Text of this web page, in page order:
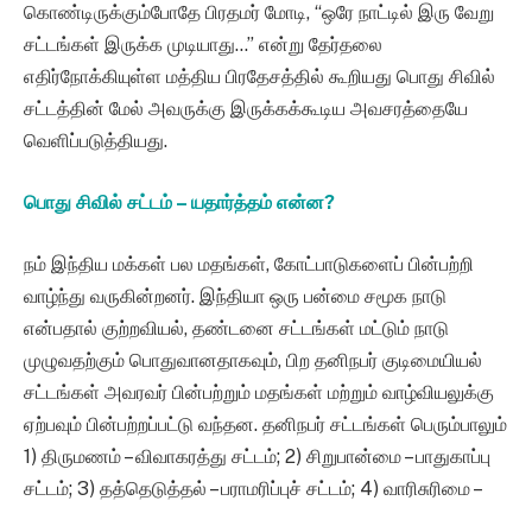
கொண்டிருக்கும்போதே பிரதமர் மோடி, “ஒரே நாட்டில் இரு வேறு
சட்டங்கள் இருக்க முடியாது…” என்று தேர்தலை
எதிர்நோக்கியுள்ள மத்திய பிரதேசத்தில் கூறியது பொது சிவில்
சட்டத்தின் மேல் அவருக்கு இருக்கக்கூடிய அவசரத்தையே
வெளிப்படுத்தியது.
பொது சிவில் சட்டம் – யதார்த்தம் என்ன?
நம் இந்திய மக்கள் பல மதங்கள், கோட்பாடுகளைப் பின்பற்றி
வாழ்ந்து வருகின்றனர். இந்தியா ஒரு பன்மை சமூக நாடு
என்பதால் குற்றவியல், தண்டனை சட்டங்கள் மட்டும் நாடு
முழுவதற்கும் பொதுவானதாகவும், பிற தனிநபர் குடிமையியல்
சட்டங்கள் அவரவர் பின்பற்றும் மதங்கள் மற்றும் வாழ்வியலுக்கு
ஏற்பவும் பின்பற்றப்பட்டு வந்தன. தனிநபர் சட்டங்கள் பெரும்பாலும்
1) திருமணம் – விவாகரத்து சட்டம்; 2) சிறுபான்மை – பாதுகாப்பு
சட்டம்; 3) தத்தெடுத்தல் – பராமரிப்புச் சட்டம்; 4) வாரிசுரிமை –